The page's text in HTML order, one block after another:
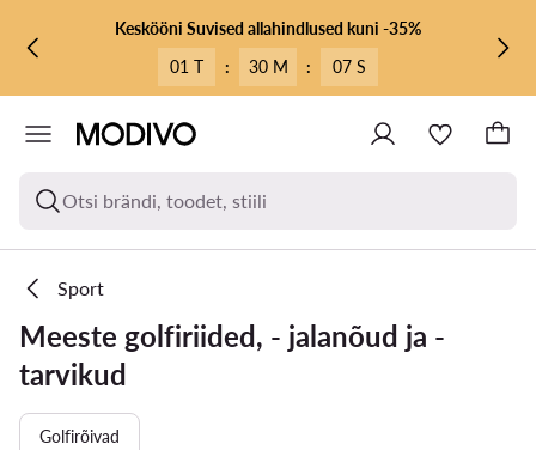
LIIGU PÕHISISU JUURDE
MINE OTSINGUSSEKeskööni Suvised allahindlused kuni -35%
01 T
: 30 M : 07 S
Otsi brändi, toodet, stiili
Sport
Meeste golfiriided, - jalanõud ja -
tarvikud
Golfirõivad